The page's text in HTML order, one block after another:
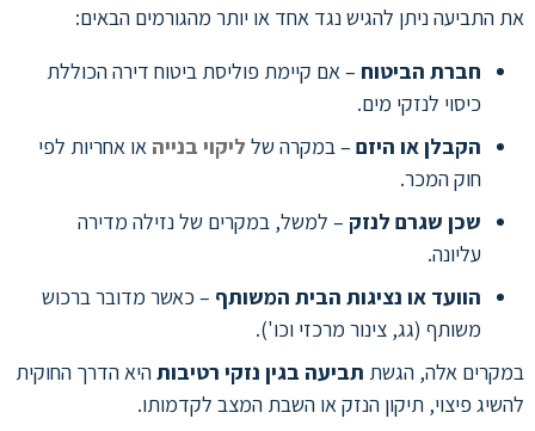
את התביעה ניתן להגיש נגד אחד או יותר מהגורמים הבאים:
חברת הביטוח – אם קיימת פוליסת ביטוח דירה הכוללת
כיסוי לנזקי מים.
הקבלן או היזם– במקרה של ליקוי בנייה או אחריות לפי
חוק המכר.
שכן שגרם לנזק – למשל, במקרים של נזילה מדירה
עליונה.
הוועד או נציגות הבית המשותף – כאשר מדובר ברכוש
משותף (גג, צינור מרכזי וכו').
במקרים אלה, הגשת תביעה בגין נזקי רטיבותהיא הדרך החוקית
להשיג פיצוי, תיקון הנזק או השבת המצב לקדמותו.